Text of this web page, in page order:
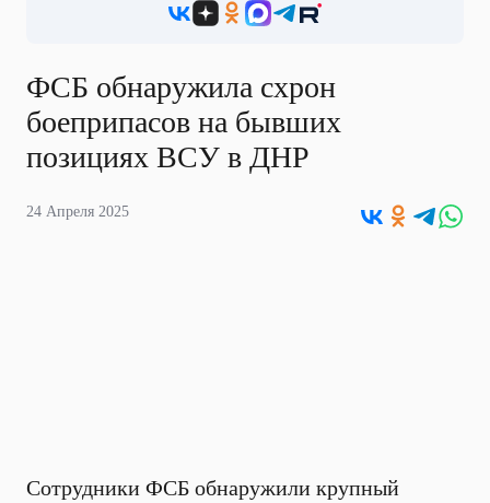
ФСБ обнаружила схрон
боеприпасов на бывших
позициях ВСУ в ДНР
24 Апреля 2025
Сотрудники ФСБ обнаружили крупный